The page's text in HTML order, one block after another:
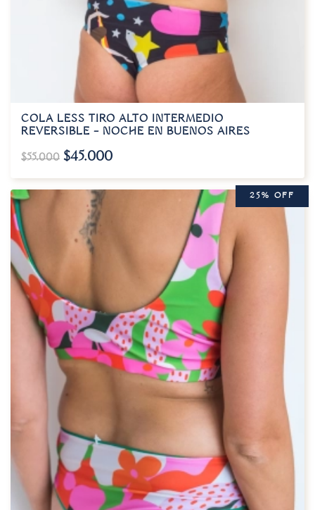
COLA LESS TIRO ALTO INTERMEDIO
REVERSIBLE – NOCHE EN BUENOS AIRES
$55.000 $45.000
25% OFF